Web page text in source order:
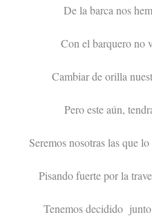
De la barca nos
Con el barquero no
Cambiar de orilla
Pero este aún,
Seremos nosotras las que
Pisando fuerte por la
Tenemos decidido